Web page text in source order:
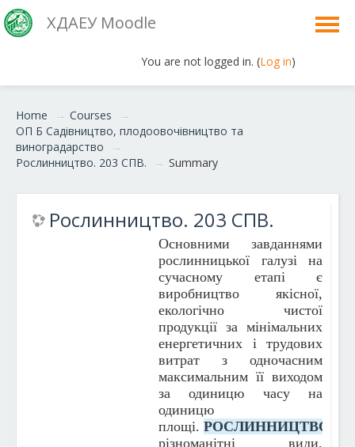
ХДАЕУ Moodle
You are not logged in. (Log in)
Home → Courses
→
ОП Б Садівництво, плодоовочівництво та
виноградарство
→
Рослинництво. 203 СПВ.
→ Summary
Рослинництво. 203 СПВ.
Основними завданнями
рослинницької галузі на
сучасному етапі є
виробництво якісної,
екологічно чистої
продукції за мінімальних
енергетичних і трудових
витрат з одночасним
максимальним її виходом
за одиницю часу на
одиницю
площі.РОСЛИННИЦТВО
різноманітні види,